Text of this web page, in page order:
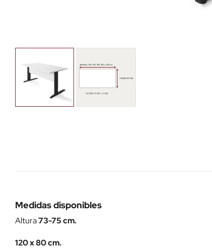
Medidas disponibles
Altura73-75 cm.
120 x 80 cm.